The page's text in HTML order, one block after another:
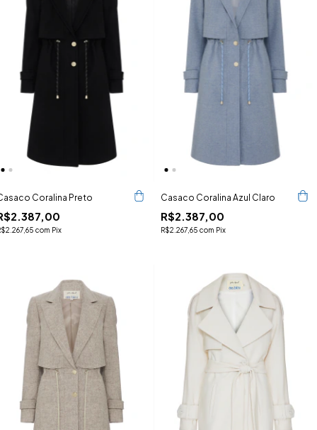
Coralina Preto
com Pix
Casaco Coralina Azul Claro
R$2.387,00
R$2.267,65 com Pix